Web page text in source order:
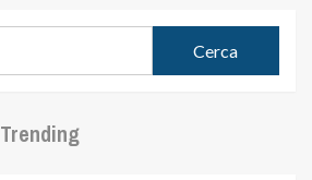
Trending